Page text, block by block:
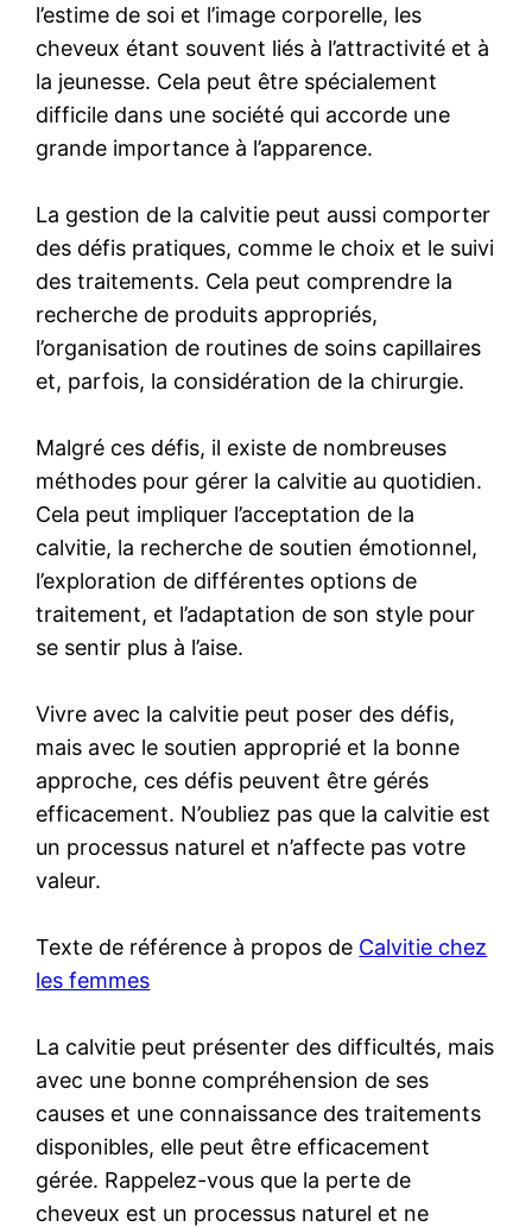
l’estime de soi et l’image corporelle, les
cheveux étant souvent liés à l’attractivité et à
la jeunesse. Cela peut être spécialement
difficile dans une société qui accorde une
grande importance à l’apparence.
La gestion de la calvitie peut aussi comporter
des défis pratiques, comme le choix et le suivi
des traitements. Cela peut comprendre la
recherche de produits appropriés,
l’organisation de routines de soins capillaires
et, parfois, la considération de la chirurgie.
Malgré ces défis, il existe de nombreuses
méthodes pour gérer la calvitie au quotidien.
Cela peut impliquer l’acceptation de la
calvitie, la recherche de soutien émotionnel,
l’exploration de différentes options de
traitement, et l’adaptation de son style pour
se sentir plus à l’aise.
Vivre avec la calvitie peut poser des défis,
mais avec le soutien approprié et la bonne
approche, ces défis peuvent être gérés
efficacement. N’oubliez pas que la calvitie est
un processus naturel et n’affecte pas votre
valeur.
Texte de référence à propos de Calvitie chez
les femmes
La calvitie peut présenter des difficultés, mais
avec une bonne compréhension de ses
causes et une connaissance des traitements
disponibles, elle peut être efficacement
gérée. Rappelez-vous que la perte de
cheveux est un processus naturel et ne